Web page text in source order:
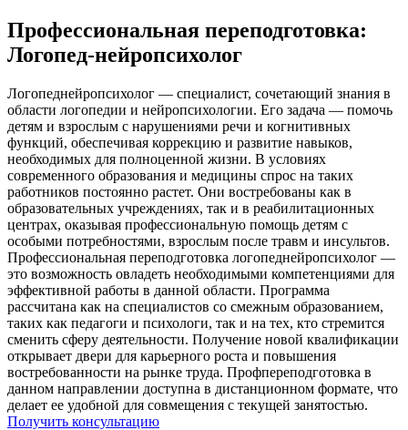
Профессиональная переподготовка:
Логопед-нейропсихолог
Логопеднейропсихолог — специалист, сочетающий знания в
области логопедии и нейропсихологии. Его задача — помочь
детям и взрослым с нарушениями речи и когнитивных
функций, обеспечивая коррекцию и развитие навыков,
необходимых для полноценной жизни. В условиях
современного образования и медицины спрос на таких
работников постоянно растет. Они востребованы как в
образовательных учреждениях, так и в реабилитационных
центрах, оказывая профессиональную помощь детям с
особыми потребностями, взрослым после травм и инсультов.
Профессиональная переподготовка логопеднейропсихолог —
это возможность овладеть необходимыми компетенциями для
эффективной работы в данной области. Программа
рассчитана как на специалистов со смежным образованием,
таких как педагоги и психологи, так и на тех, кто стремится
сменить сферу деятельности. Получение новой квалификации
открывает двери для карьерного роста и повышения
востребованности на рынке труда. Профпереподготовка в
данном направлении доступна в дистанционном формате, что
делает ее удобной для совмещения с текущей занятостью.
Получить консультацию